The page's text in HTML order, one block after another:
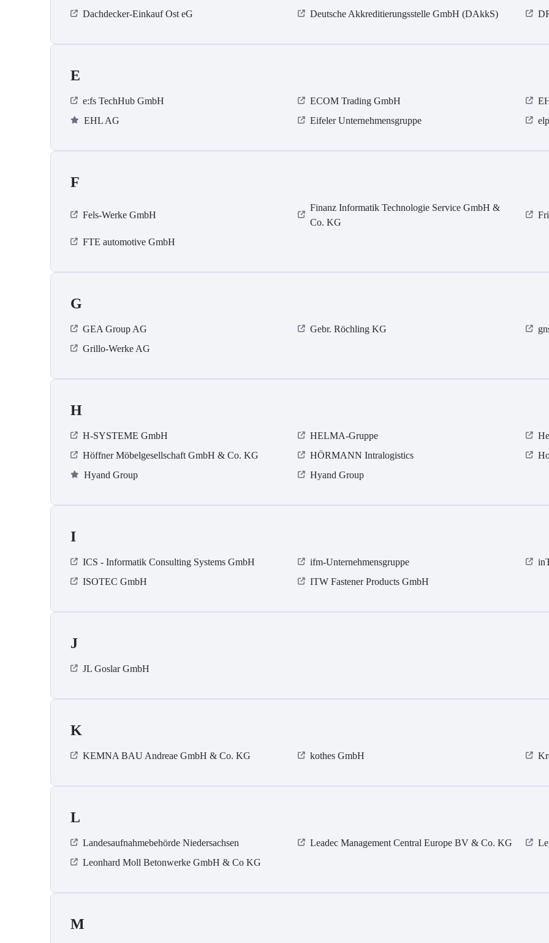
Dachdecker-Einkauf Ost eG Deutsche Akkreditierungsstelle GmbH (DAkkS)
E
e:fs TechHub GmbH ECOM Trading GmbH
EHL AG
Eifeler Unternehmensgruppe
F
Fels-Werke GmbH
Finanz Informatik Technologie Service GmbH &
Co. KG
FTE automotive GmbH
G
GEA Group AG Gebr. Röchling KG
Grillo-Werke AG
H
H-SYSTEME GmbH HELMA-Gruppe
Höffner Möbelgesellschaft GmbH & Co. KG
HÖRMANN Intralogistics
Hyand Group
Hyand Group
I
ICS - Informatik Consulting Systems GmbH ifm-Unternehmensgruppe
ISOTEC GmbH
ITW Fastener Products GmbH
J
JL Goslar GmbH
K
KEMNA BAU Andreae GmbH & Co. KG kothes GmbH
L
Landesaufnahmebehörde Niedersachsen Leadec Management Central Europe BV & Co. KG
Leonhard Moll Betonwerke GmbH & Co KG
M